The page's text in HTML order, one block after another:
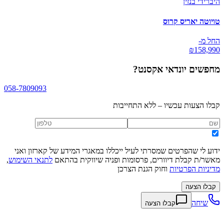
טויוטה יאריס קרוס
החל מ-
₪158,990
מחפשים יונדאי אקסנט?
058-7809093
קבלו הצעות עכשיו – ללא התחייבות
ידוע לי שהפרטים שמסרתי לעיל ייכללו במאגרי המידע של קארזון ואני
מאשר/ת קבלת דיוורים, פרסומות ופניה שיווקית בהתאם לתנאי השימוש,
מדיניות הפרטיות וחוק הגנת הצרכן
קבלו הצעה
שיחה קבלו הצעה